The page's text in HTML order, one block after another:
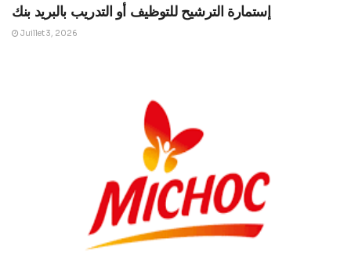
إستمارة الترشيح للتوظيف أو التدريب بالبريد بنك
Juillet 3, 2026